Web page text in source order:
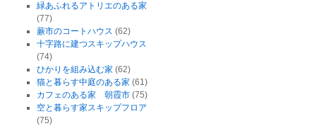
緑あふれるアトリエのある家
(77)
蕨市のコートハウス (62)
十字路に建つスキップハウス
(74)
ひかりを組み込む家 (62)
猫と暮らす中庭のある家 (61)
カフェのある家 朝霞市 (75)
空と暮らす家スキップフロア
(75)